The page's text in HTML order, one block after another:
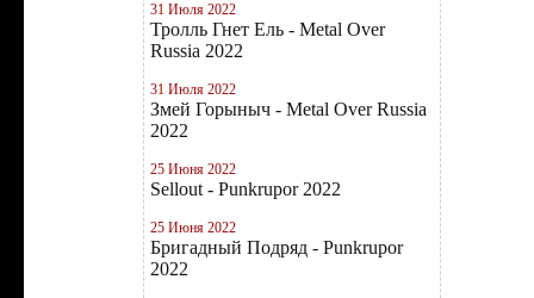
31 Июля 2022
Тролль Гнет Ель - Metal Over
Russia 2022
31 Июля 2022
Змей Горыныч - Metal Over Russia
2022
25 Июня 2022
Sellout - Punkrupor 2022
25 Июня 2022
Бригадный Подряд - Punkrupor
2022